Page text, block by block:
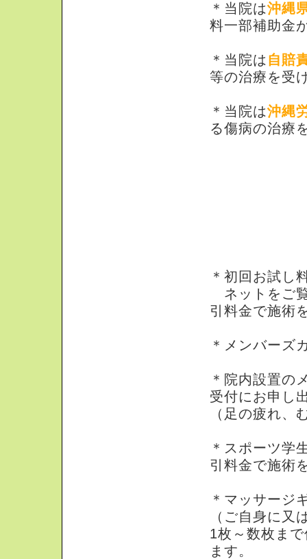
＊当院は沖縄
料一部補助金
＊当院は 自賠
等の治療を受
＊当院は沖縄
る傷病の治療
＊初回お試し
ネットをご
引料金で施術
＊メンバーズ
＊院内設置の
受付にお申し
（足の疲れ、
＊スポーツ学
引料金で施術
＊マッサージ
（ご自身に又
1枚～数枚ま
ます。